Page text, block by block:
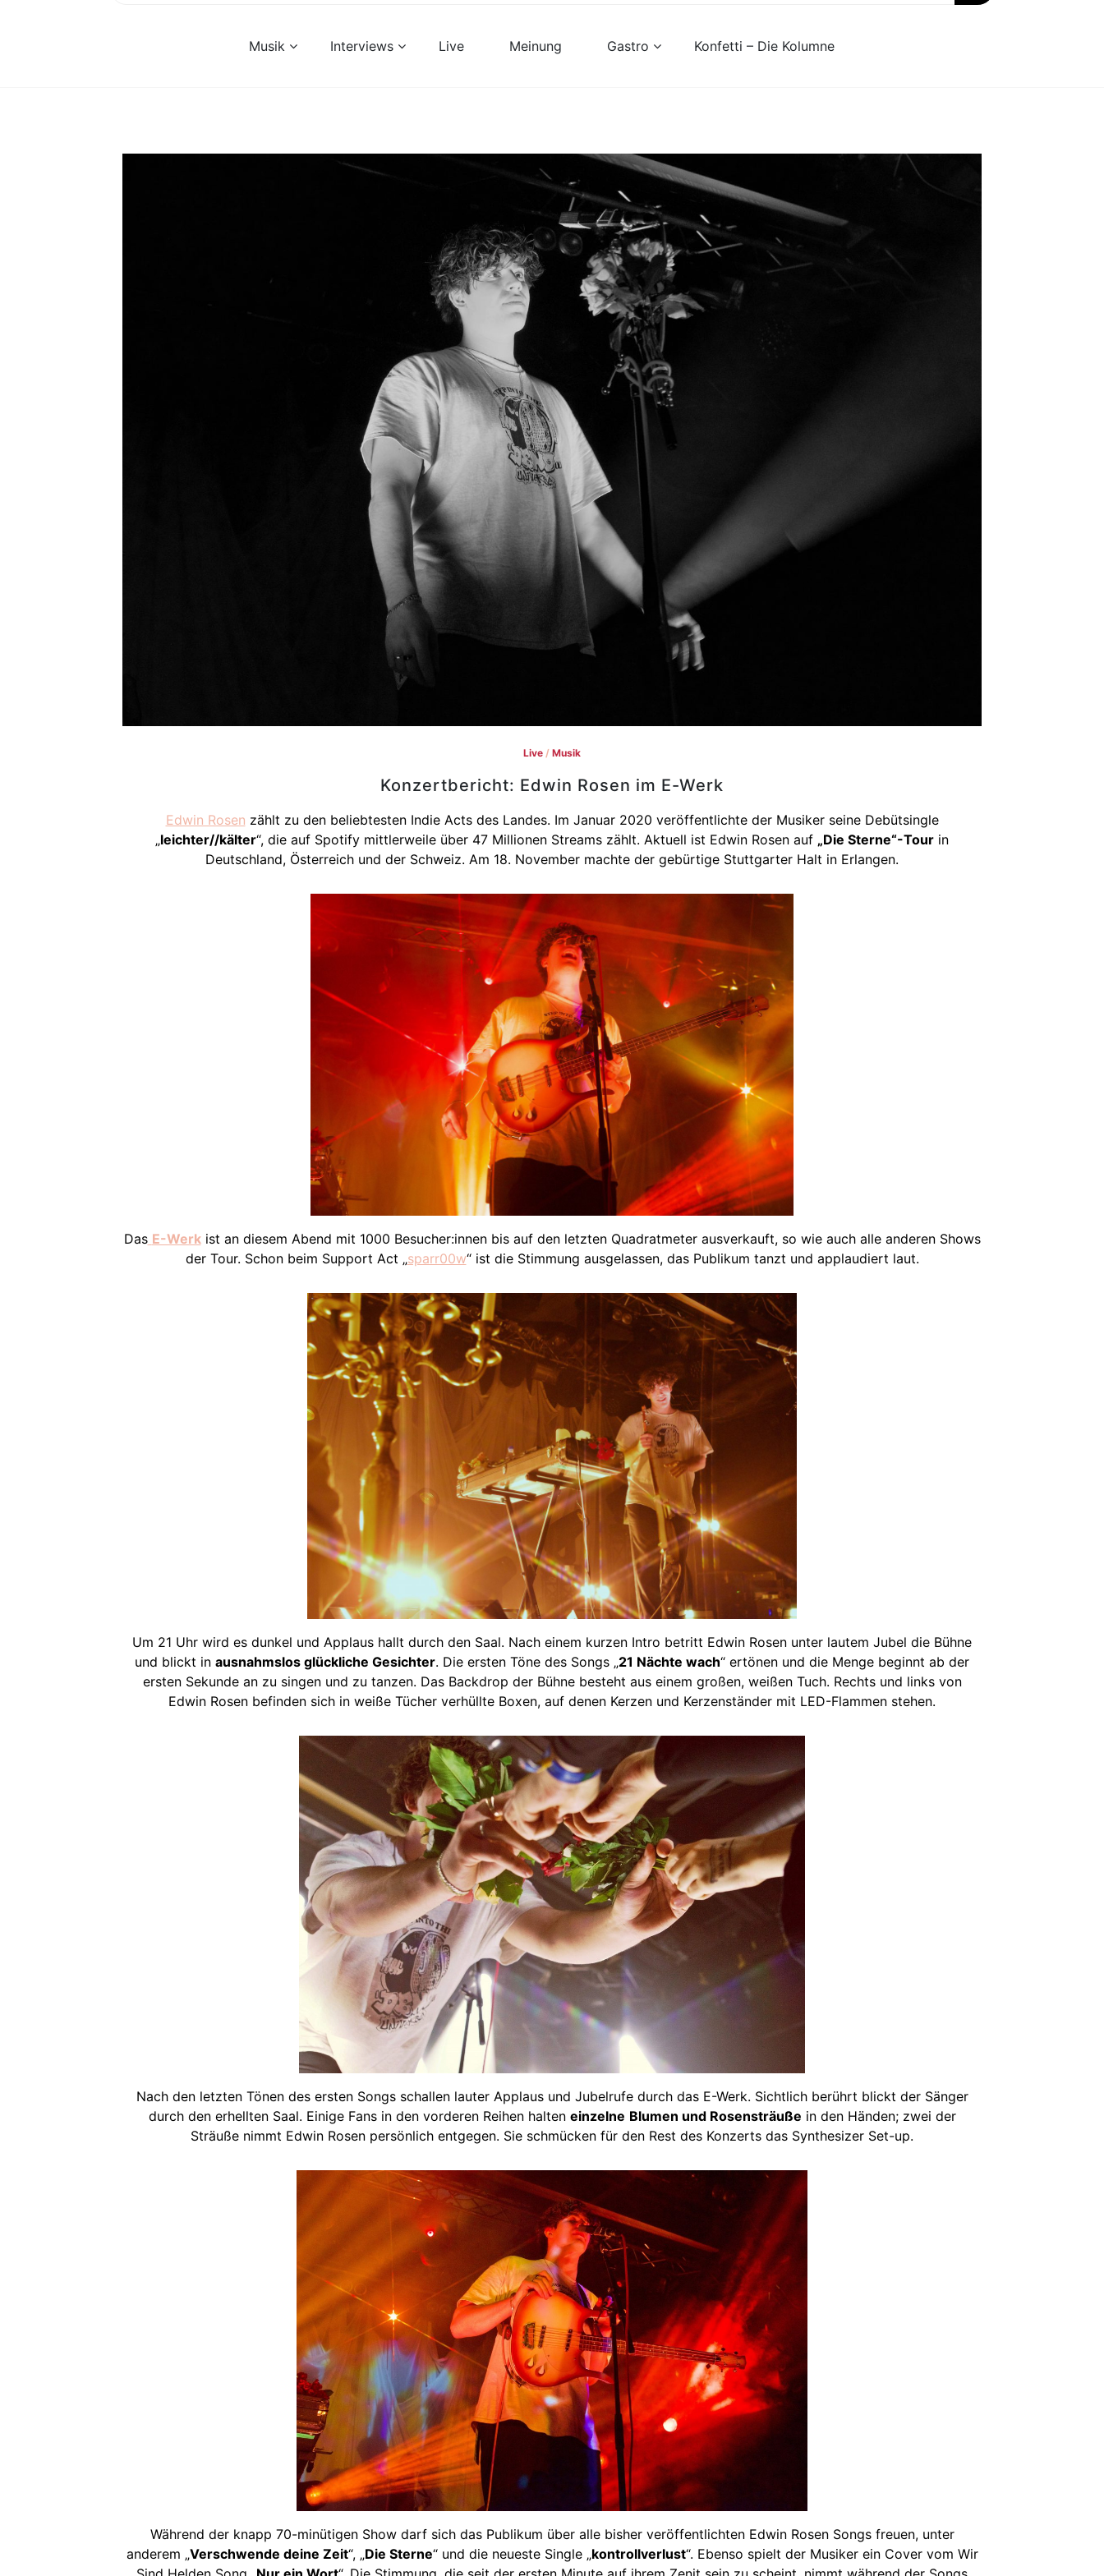
Musik Interviews Live Meinung Gastro Konfetti – Die Kolumne
Live / Musik
Konzertbericht: Edwin Rosen im E-Werk
Edwin Rosen zählt zu den beliebtesten Indie Acts des Landes. Im Januar 2020 veröffentlichte der Musiker seine Debütsingle
„leichter//kälter“, die auf Spotify mittlerweile über 47 Millionen Streams zählt. Aktuell ist Edwin Rosen auf „Die Sterne“-Tour in
Deutschland, Österreich und der Schweiz. Am 18. November machte der gebürtige Stuttgarter Halt in Erlangen.
Das E-Werkist an diesem Abend mit 1000 Besucher:innen bis auf den letzten Quadratmeter ausverkauft, so wie auch alle anderen Shows
der Tour. Schon beim Support Act „sparr00w“ ist die Stimmung ausgelassen, das Publikum tanzt und applaudiert laut.
Um 21 Uhr wird es dunkel und Applaus hallt durch den Saal. Nach einem kurzen Intro betritt Edwin Rosen unter lautem Jubel die Bühne
und blickt in ausnahmslos glückliche Gesichter. Die ersten Töne des Songs „21 Nächte wach“ ertönen und die Menge beginnt ab der
ersten Sekunde an zu singen und zu tanzen. Das Backdrop der Bühne besteht aus einem großen, weißen Tuch. Rechts und links von
Edwin Rosen befinden sich in weiße Tücher verhüllte Boxen, auf denen Kerzen und Kerzenständer mit LED-Flammen stehen.
Nach den letzten Tönen des ersten Songs schallen lauter Applaus und Jubelrufe durch das E-Werk. Sichtlich berührt blickt der Sänger
durch den erhellten Saal. Einige Fans in den vorderen Reihen halten einzelne Blumen und Rosensträuße in den Händen; zwei der
Sträuße nimmt Edwin Rosen persönlich entgegen. Sie schmücken für den Rest des Konzerts das Synthesizer Set-up.
Während der knapp 70-minütigen Show darf sich das Publikum über alle bisher veröffentlichten Edwin Rosen Songs freuen, unter
anderem „Verschwende deine Zeit“, „Die Sterne“ und die neueste Single „kontrollverlust“. Ebenso spielt der Musiker ein Cover vom Wir